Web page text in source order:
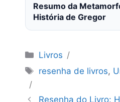
Resumo da
História de Gregor
Categorias
Livros
Tags
resenha de livros,
Resenha do Livro: